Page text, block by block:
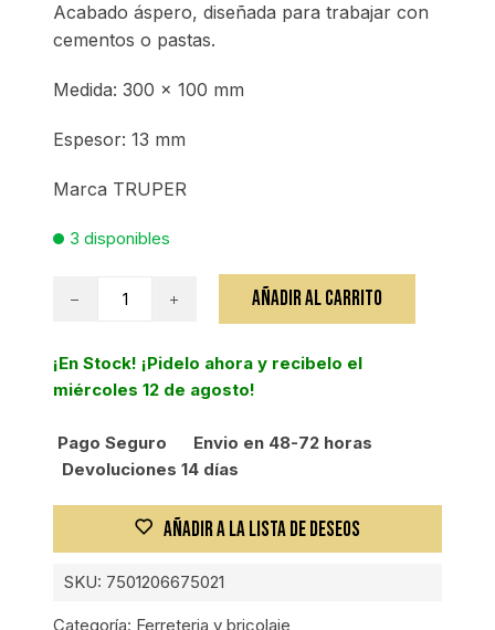
Acabado áspero, diseñada para trabajar con
cementos o pastas.
Medida: 300 x 100 mm
Espesor: 13 mm
Marca TRUPER
3 disponibles
Llana
cantidad
AÑADIR AL CARRITO
¡En Stock! ¡Pidelo ahora y recibelo el
miércoles 12 de agosto!
Pago Seguro
Envio en 48-72 horas
Devoluciones 14 días
AÑADIR A LA LISTA DE DESEOS
SKU: 7501206675021
Categoría: Ferreteria y bricolaje